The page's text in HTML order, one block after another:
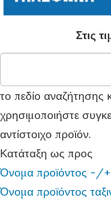
Στις
το πεδίο αναζήτησης
χρησιμοποιήστε
αντίστοιχο προϊόν.
Κατάταξη ως προς
Όνομα προϊόντος -/+
Όνομα προϊόντος